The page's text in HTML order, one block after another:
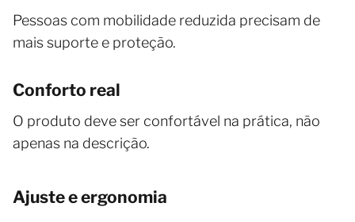
Pessoas com mobilidade reduzida precisam de
mais suporte e proteção.
Conforto real
O produto deve ser confortável na prática, não
apenas na descrição.
Ajuste e ergonomia